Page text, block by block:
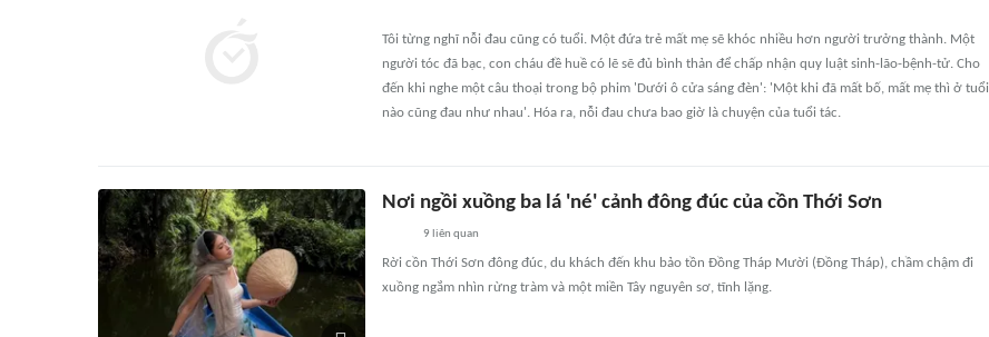
Tôi từng nghĩ nỗi đau cũng có tuổi. Một đứa trẻ mất mẹ sẽ khóc nhiều hơn người trưởng thành. Một
người tóc đã bạc, con cháu đề huề có lẽ sẽ đủ bình thản để chấp nhận quy luật sinh-lão-bệnh-tử. Cho
đến khi nghe một câu thoại trong bộ phim 'Dưới ô cửa sáng đèn': 'Một khi đã mất bố, mất mẹ thì ở tuổi
nào cũng đau như nhau'. Hóa ra, nỗi đau chưa bao giờ là chuyện của tuổi tác.
Nơi ngồi xuồng ba lá 'né' cảnh đông đúc của cồn Thới Sơn
9 liên quan
Rời cồn Thới Sơn đông đúc, du khách đến khu bảo tồn Đồng Tháp Mười (Đồng Tháp), chầm chậm đi
xuồng ngắm nhìn rừng tràm và một miền Tây nguyên sơ, tĩnh lặng.